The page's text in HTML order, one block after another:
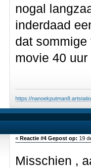
nogal
inderdaad
dat
movie 40
https://
«Reactie #4 Gepost op: 19
Misschien ,